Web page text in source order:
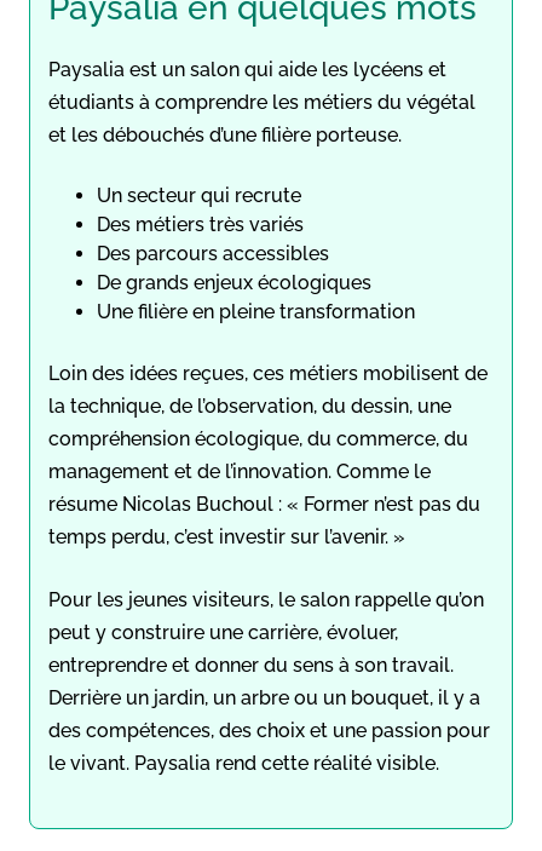
Paysalia est un salon qui aide les lycéens et
étudiants à comprendre les métiers du végétal
et les débouchés d’une filière porteuse.
Un secteur qui recrute
Des métiers très variés
Des parcours accessibles
De grands enjeux écologiques
Une filière en pleine transformation
Loin des idées reçues, ces métiers mobilisent de
la technique, de l’observation, du dessin, une
compréhension écologique, du commerce, du
management et de l’innovation. Comme le
résume Nicolas Buchoul : « Former n’est pas du
temps perdu, c’est investir sur l’avenir. »
Pour les jeunes visiteurs, le salon rappelle qu’on
peut y construire une carrière, évoluer,
entreprendre et donner du sens à son travail.
Derrière un jardin, un arbre ou un bouquet, il y a
des compétences, des choix et une passion pour
le vivant. Paysalia rend cette réalité visible.